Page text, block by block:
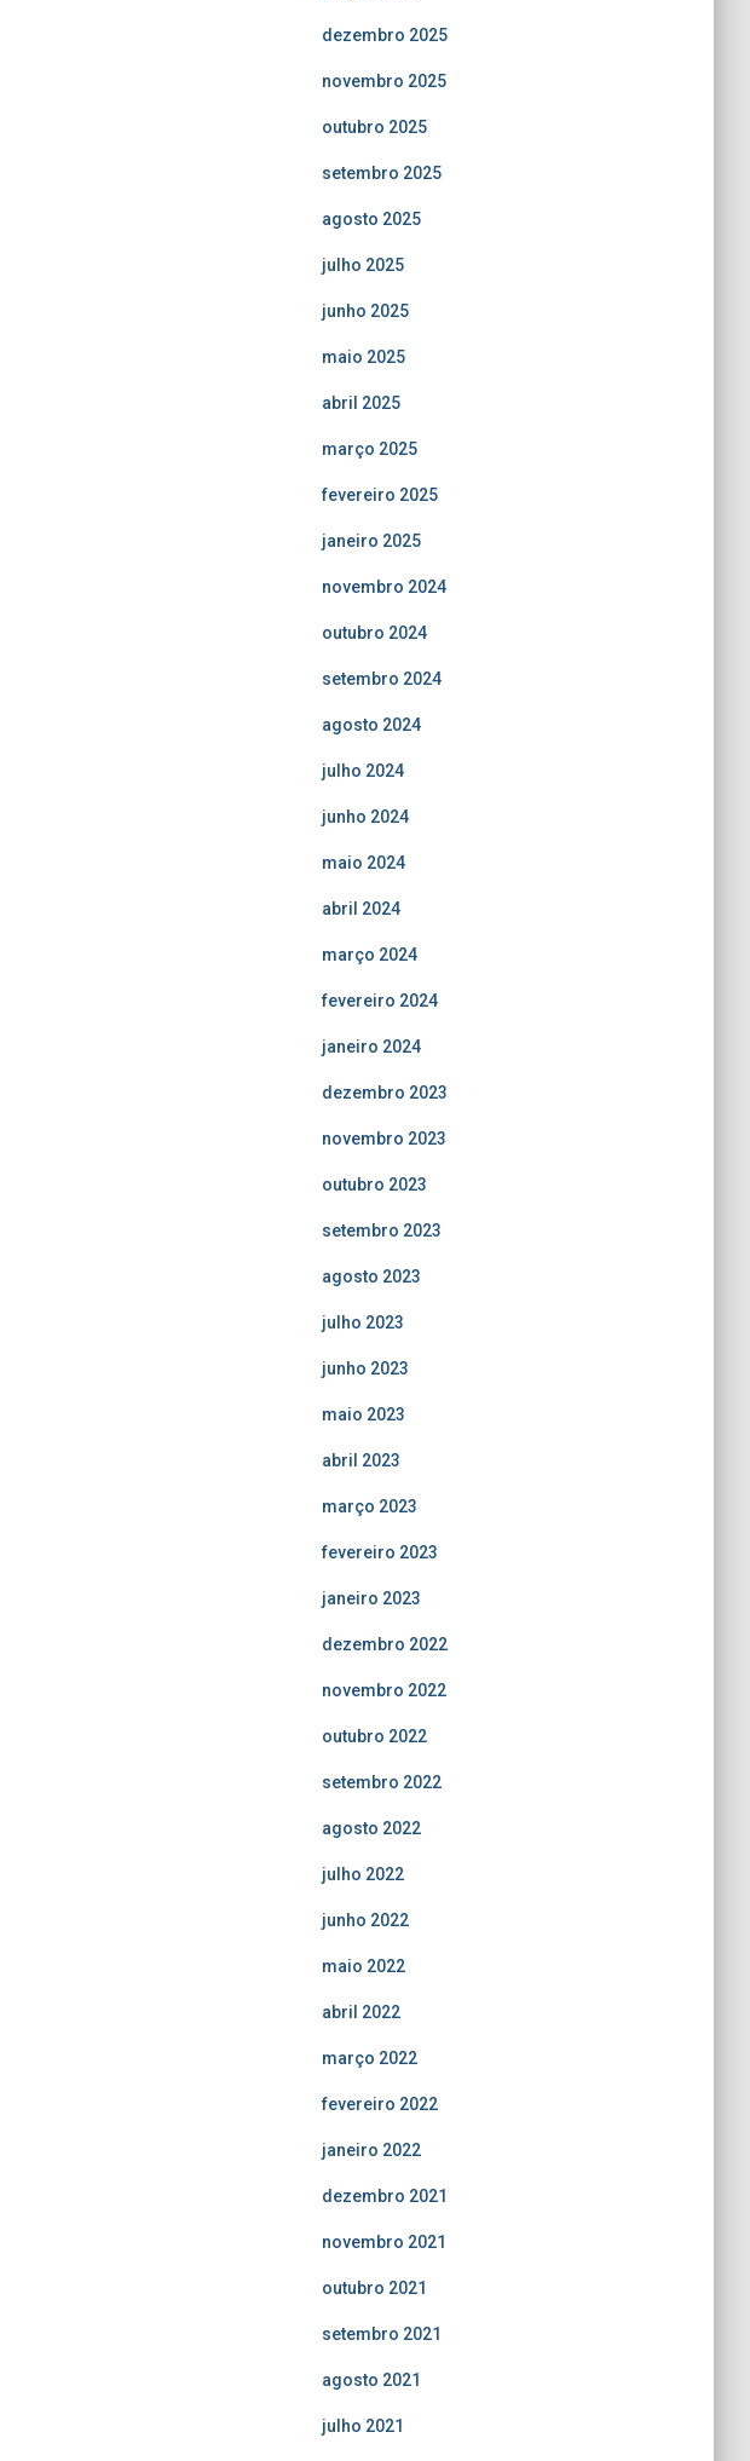
dezembro 2025
novembro 2025
outubro 2025
setembro 2025
agosto 2025
julho 2025
junho 2025
maio 2025
abril 2025
março 2025
fevereiro 2025
janeiro 2025
novembro 2024
outubro 2024
setembro 2024
agosto 2024
julho 2024
junho 2024
maio 2024
abril 2024
março 2024
fevereiro 2024
janeiro 2024
dezembro 2023
novembro 2023
outubro 2023
setembro 2023
agosto 2023
julho 2023
junho 2023
maio 2023
abril 2023
março 2023
fevereiro 2023
janeiro 2023
dezembro 2022
novembro 2022
outubro 2022
setembro 2022
agosto 2022
julho 2022
junho 2022
maio 2022
abril 2022
março 2022
fevereiro 2022
janeiro 2022
dezembro 2021
novembro 2021
outubro 2021
setembro 2021
agosto 2021
julho 2021